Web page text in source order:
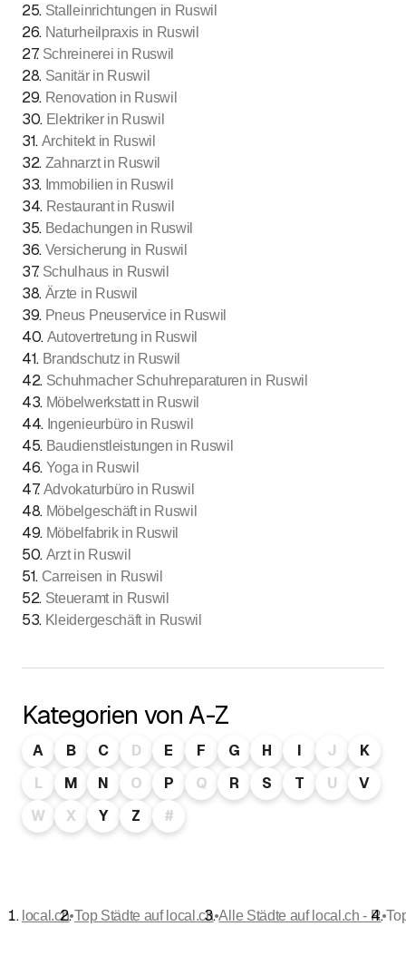
25. Stalleinrichtungen in Ruswil
26. Naturheilpraxis in Ruswil
27. Schreinerei in Ruswil
28. Sanitär in Ruswil
29. Renovation in Ruswil
30. Elektriker in Ruswil
31. Architekt in Ruswil
32. Zahnarzt in Ruswil
33. Immobilien in Ruswil
34. Restaurant in Ruswil
35. Bedachungen in Ruswil
36. Versicherung in Ruswil
37. Schulhaus in Ruswil
38. Ärzte in Ruswil
39. Pneus Pneuservice in Ruswil
40. Autovertretung in Ruswil
41. Brandschutz in Ruswil
42. Schuhmacher Schuhreparaturen in Ruswil
43. Möbelwerkstatt in Ruswil
44. Ingenieurbüro in Ruswil
45. Baudienstleistungen in Ruswil
46. Yoga in Ruswil
47. Advokaturbüro in Ruswil
48. Möbelgeschäft in Ruswil
49. Möbelfabrik in Ruswil
50. Arzt in Ruswil
51. Carreisen in Ruswil
52. Steueramt in Ruswil
53. Kleidergeschäft in Ruswil
Kategorien von A-Z
A B C D E F G H I J
K
L
M N O P Q R S T U
V
W
X Y Z #
local.ch•Top Städte auf local.ch•Alle Städte auf local.ch - R•